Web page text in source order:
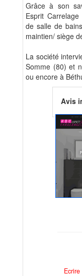
Grâce à son
Esprit
de salle de
maintien/ siège
La société
Somme (80) et
ou encore à
Avis